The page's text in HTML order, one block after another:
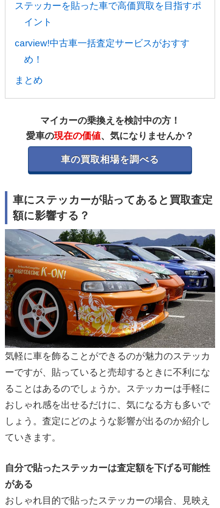
ステッカーを貼った車で高価買取を目指すポ
イント
carview!中古車一括査定サービスがおすす
め！
まとめ
マイカーの乗換えを検討中の方！
愛車の現在の価値、気になりませんか？
車の買取相場を調べる
車にステッカーが貼ってあると買取査定
額に影響する？
気軽に車を飾ることができるのが魅力のステッカ
ーですが、貼っていると売却するときに不利にな
ることはあるのでしょうか。ステッカーは手軽に
おしゃれ感を出せるだけに、気になる方も多いで
しょう。査定にどのような影響が出るのか紹介し
ていきます。
自分で貼ったステッカーは査定額を下げる可能性
がある
おしゃれ目的で貼ったステッカーの場合、見映え